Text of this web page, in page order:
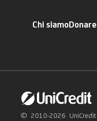
Chi siamoDonare
© 2010-2026